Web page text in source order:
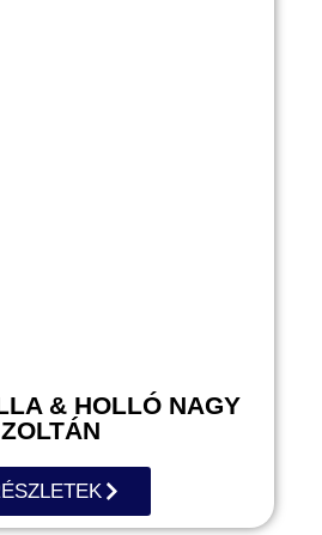
& HOLLÓ NAGY
ZOLTÁN